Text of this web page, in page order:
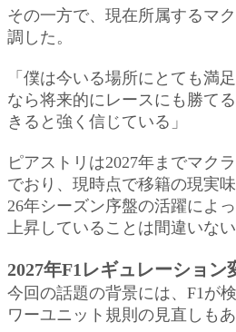
その一方で、現在所属するマ
調した。
「僕は今いる場所にとても満
なら将来的にレースにも勝て
きると強く信じている」
ピアストリは2027年までマク
でおり、現時点で移籍の現実
26年シーズン序盤の活躍によ
上昇していることは間違いない
2027年F1レギュレーション
今回の話題の背景には、F1が
ワーユニット規則の見直しもあ